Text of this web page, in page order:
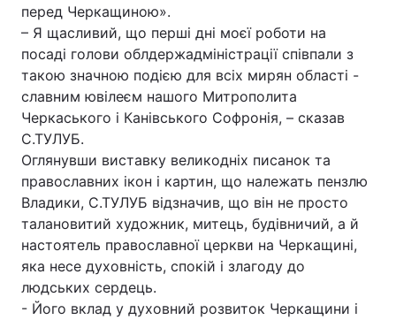
Головна
Україна Політика
Економіка
Спорт Наука
Техно і зв'язок Лайт
Зброя Інциденти
Здоров'я
перед Черкащиною».
– Я щасливий, що перші дні моєї роботи на
посаді голови облдержадміністрації співпали з
такою значною подією для всіх мирян області -
славним ювілеєм нашого Митрополита
Черкаського і Канівського Софронія, – сказав
С.ТУЛУБ.
Оглянувши виставку великодніх писанок та
православних ікон і картин, що належать пензлю
Владики, С.ТУЛУБ відзначив, що він не просто
талановитий художник, митець, будівничий, а й
настоятель православної церкви на Черкащині,
яка несе духовність, спокій і злагоду до
людських сердець.
- Його вклад у духовний розвиток Черкащини і